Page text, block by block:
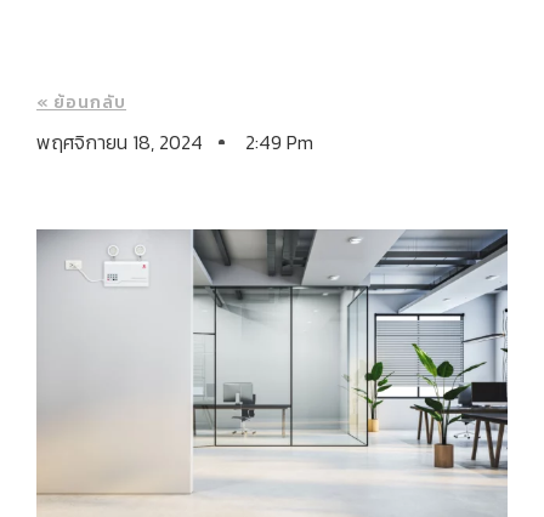
« ย้อนกลับ
พฤศจิกายน 18, 2024 2:49 Pm